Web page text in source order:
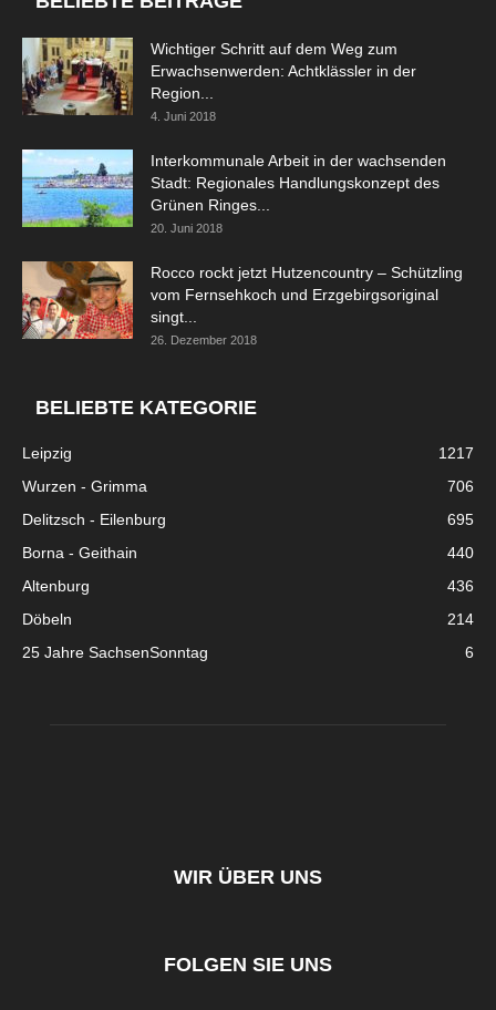
Wichtiger Schritt auf dem Weg zum
Erwachsenwerden: Achtklässler in der
Region...
4. Juni 2018
Interkommunale Arbeit in der wachsenden
Stadt: Regionales Handlungskonzept des
Grünen Ringes...
20. Juni 2018
Rocco rockt jetzt Hutzencountry – Schützling
vom Fernsehkoch und Erzgebirgsoriginal
singt...
26. Dezember 2018
BELIEBTE KATEGORIE
Leipzig
1217
Wurzen - Grimma
706
Delitzsch - Eilenburg
695
Borna - Geithain
440
Altenburg
436
Döbeln
214
25 Jahre SachsenSonntag
6
WIR ÜBER UNS
FOLGEN SIE UNS